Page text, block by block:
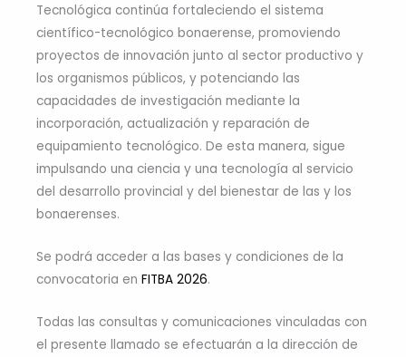
Tecnológica continúa fortaleciendo el sistema
científico-tecnológico bonaerense, promoviendo
proyectos de innovación junto al sector productivo y
los organismos públicos, y potenciando las
capacidades de investigación mediante la
incorporación, actualización y reparación de
equipamiento tecnológico. De esta manera, sigue
impulsando una ciencia y una tecnología al servicio
del desarrollo provincial y del bienestar de las y los
bonaerenses.
Se podrá acceder a las bases y condiciones de la
convocatoria en FITBA 2026.
Todas las consultas y comunicaciones vinculadas con
el presente llamado se efectuarán a la dirección de